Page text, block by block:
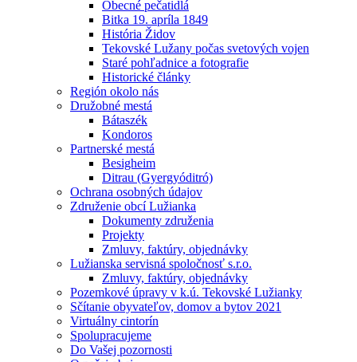
Obecné pečatidlá
Bitka 19. apríla 1849
História Židov
Tekovské Lužany počas svetových vojen
Staré pohľadnice a fotografie
Historické články
Región okolo nás
Družobné mestá
Bátaszék
Kondoros
Partnerské mestá
Besigheim
Ditrau (Gyergyóditró)
Ochrana osobných údajov
Združenie obcí Lužianka
Dokumenty združenia
Projekty
Zmluvy, faktúry, objednávky
Lužianska servisná spoločnosť s.r.o.
Zmluvy, faktúry, objednávky
Pozemkové úpravy v k.ú. Tekovské Lužianky
Sčítanie obyvateľov, domov a bytov 2021
Virtuálny cintorín
Spolupracujeme
Do Vašej pozornosti